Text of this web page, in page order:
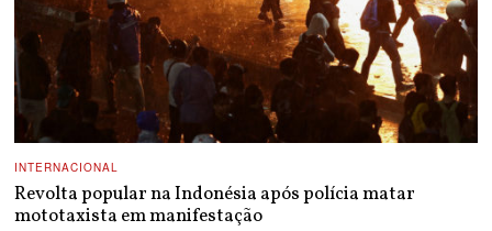
INTERNACIONAL
Revolta popular na Indonésia após polícia matar
mototaxista em manifestação